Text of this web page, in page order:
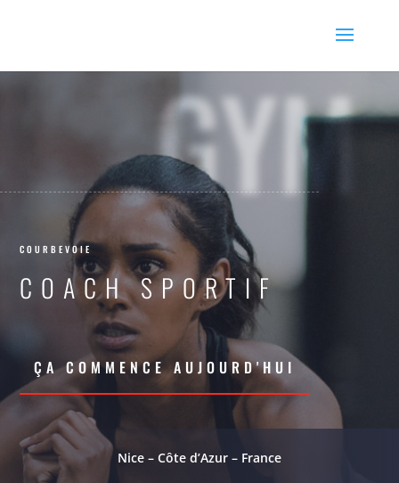
GYM
COURBEVOIE
COACH SPORTIF
ÇA COMMENCE AUJOURD'HUI
Nice – Côte d’Azur – France